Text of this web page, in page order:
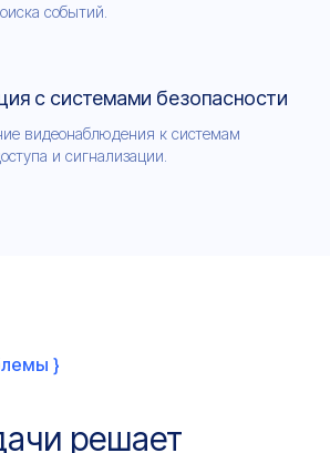
событий.
с системами безопасности
видеонаблюдения к системам
и сигнализации.
}
решает